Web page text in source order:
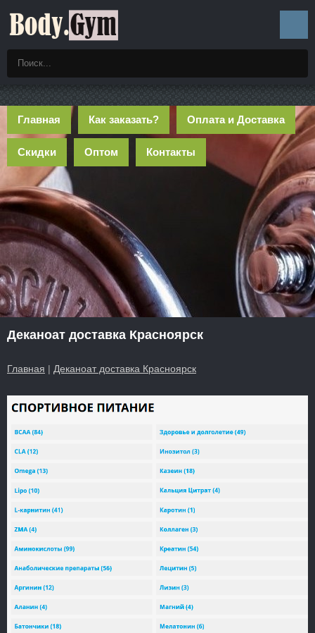
Главная Как заказать? Оплата и Доставка
Скидки Оптом Контакты
Деканоат доставка Красноярск
Главная | Деканоат доставка Красноярск